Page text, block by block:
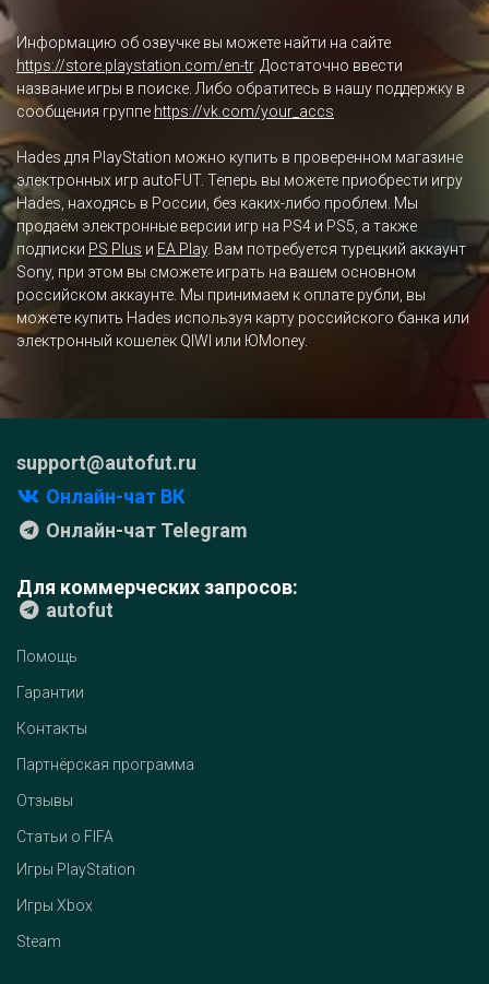
Информацию об озвучке вы можете найти на сайте
https://store.playstation.com/en-tr. Достаточно ввести
название игры в поиске. Либо обратитесь в нашу поддержку в
сообщения группе https://vk.com/your_accs
Hades для PlayStation можно купить в проверенном магазине
электронных игр autoFUT. Теперь вы можете приобрести игру
Hades, находясь в России, без каких-либо проблем. Мы
продаём электронные версии игр на PS4 и PS5, а также
подписки PS Plus и EA Play. Вам потребуется турецкий аккаунт
Sony, при этом вы сможете играть на вашем основном
российском аккаунте. Мы принимаем к оплате рубли, вы
можете купить Hades используя карту российского банка или
электронный кошелёк QIWI или ЮMoney.
support@autofut.ru
Онлайн-чат ВК
Онлайн-чат Telegram
Для коммерческих запросов:
autofut
Помощь
Гарантии
Контакты
Партнёрская программа
Отзывы
Статьи о FIFA
Игры PlayStation
Игры Xbox
Steam